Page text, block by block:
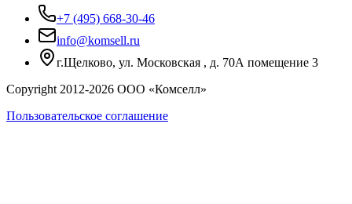
+7 (495) 668-30-46
info@komsell.ru
г.Щелково, ул. Московская , д. 70А помещение 3
Copyright 2012-2026 ООО «Комселл»
Пользовательское соглашение